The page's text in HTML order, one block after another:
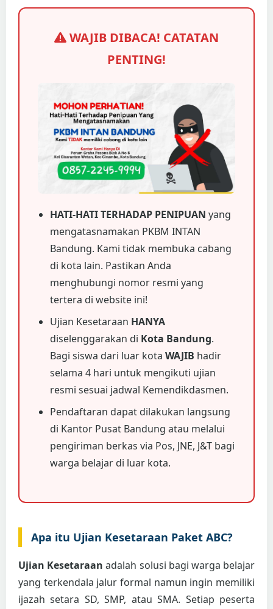
WAJIB DIBACA! CATATAN
PENTING!
HATI-HATI TERHADAP PENIPUAN yang
mengatasnamakan PKBM INTAN
Bandung. Kami tidak membuka cabang
di kota lain. Pastikan Anda
menghubungi nomor resmi yang
tertera di website ini!
Ujian Kesetaraan HANYA
diselenggarakan di Kota Bandung.
Bagi siswa dari luar kota WAJIB hadir
selama 4 hari untuk mengikuti ujian
resmi sesuai jadwal Kemendikdasmen.
Pendaftaran dapat dilakukan langsung
di Kantor Pusat Bandung atau melalui
pengiriman berkas via Pos, JNE, J&T bagi
warga belajar di luar kota.
Apa itu Ujian Kesetaraan Paket ABC?
Ujian Kesetaraan adalah solusi bagi warga belajar
yang terkendala jalur formal namun ingin memiliki
ijazah setara SD, SMP, atau SMA. Setiap peserta